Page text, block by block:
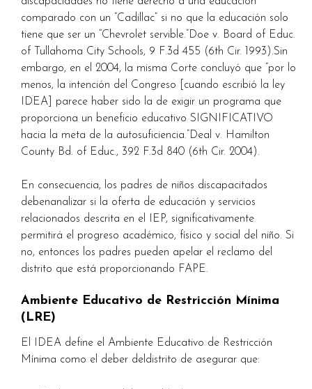
comparado con un “Cadillac” si no que la educación solo
tiene que ser un “Chevrolet servible.”Doe v. Board of Educ.
of Tullahoma City Schools, 9 F.3d 455 (6th Cir. 1993).Sin
embargo, en el 2004, la misma Corte concluyó que “por lo
menos, la intención del Congreso [cuando escribió la ley
IDEA] parece haber sido la de exigir un programa que
proporciona un beneficio educativo SIGNIFICATIVO
hacia la meta de la autosuficiencia.”Deal v. Hamilton
County Bd. of Educ., 392 F.3d 840 (6th Cir. 2004).
En consecuencia, los padres de niños discapacitados
debenanalizar si la oferta de educación y servicios
relacionados descrita en el IEP, significativamente
permitirá el progreso académico, físico y social del niño. Si
no, entonces los padres pueden apelar el reclamo del
distrito que está proporcionando FAPE.
Ambiente Educativo de Restricción Mínima
(LRE)
El IDEA define el Ambiente Educativo de Restricción
Mínima como el deber deldistrito de asegurar que: